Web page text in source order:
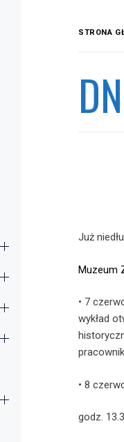
STRONA
Już
Muzeum
• 7
wykład
• 8
godz.